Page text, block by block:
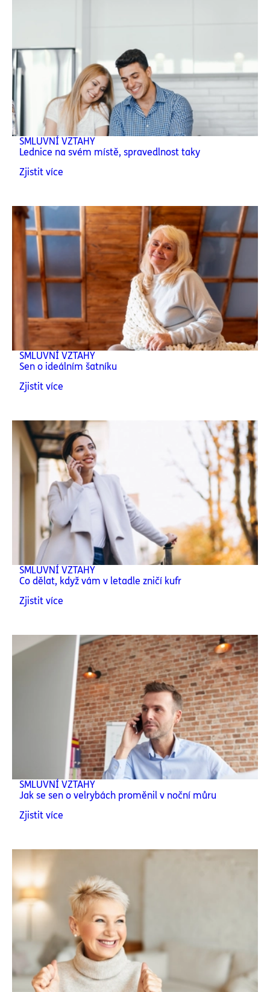
SMLUVNÍ VZTAHY
Lednice na svém místě, spravedlnost taky
Zjistit více
SMLUVNÍ VZTAHY
Sen o ideálním šatníku
Zjistit více
SMLUVNÍ VZTAHY
Co dělat, když vám v letadle zničí kufr
Zjistit více
SMLUVNÍ VZTAHY
Jak se sen o velrybách proměnil v noční můru
Zjistit více